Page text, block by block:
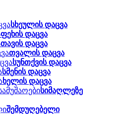
სხეულის დაცვა
ფეხის დაცვა
თავის დაცვა
თვალის დაცვა
სუნთქვის დაცვა
სმენის დაცვა
ხელის დაცვა
სიმაღლეზე
შემდუღებელი